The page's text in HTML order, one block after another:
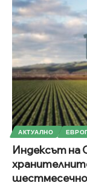
АКТУАЛНО
Индексът на